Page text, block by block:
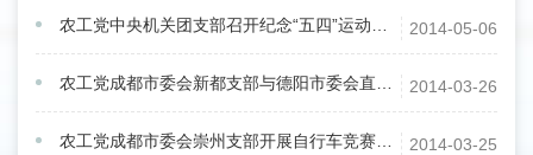
2014-05-06
农工党中央机关团支部召开纪念“五四”运动九十五周年座谈会暨为贫困地区学生捐书活动启动仪式
2014-03-26
农工党成都市委会新都支部与德阳市委会直属支部召开联谊会
2014-03-25
农工党成都市委会崇州支部开展自行车竞赛 暨三月组织生活